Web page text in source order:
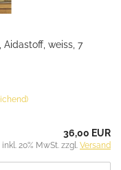
Aidastoff, weiss, 7
36,00 EUR
inkl. 20% MwSt. zzgl. Versand